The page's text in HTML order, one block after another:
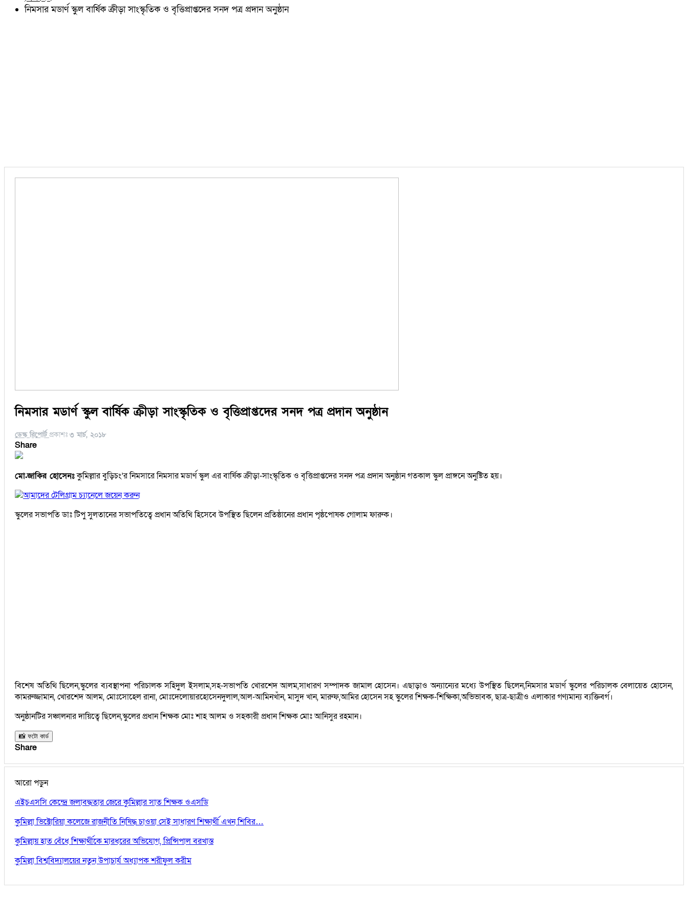
নাঙ্গলকোট
নিমসার মডার্ণ স্কুল বার্ষিক ক্রীড়া সাংস্কৃতিক ও বৃত্তিপ্রাপ্তদের সনদ পত্র প্রদান অনুষ্ঠান
নিমসার মডার্ণ স্কুল বার্ষিক ক্রীড়া সাংস্কৃতিক ও বৃত্তিপ্রাপ্তদের সনদ পত্র প্রদান অনুষ্ঠান
ডেস্ক রিপোর্ট প্রকাশঃ ৩ মার্চ, ২০১৮
Share
মো.জাকির হোসেনঃকুমিল্লার বুড়িচং’র নিমসারে নিমসার মডার্ণ স্কুল এর বার্ষিক ক্রীড়া-সাংস্কৃতিক ও বৃত্তিপ্রাপ্তদের সনদ পত্র প্রদান অনুষ্ঠান গতকাল স্কুল প্রাঙ্গনে অনুষ্টিত হয়।
আমাদের টেলিগ্রাম চ্যানেলে জয়েন করুন
স্কুলের সভাপতি ডাঃ টিপু সুলতানের সভাপতিত্বে প্রধান অতিথি হিসেবে উপস্থিত ছিলেন প্রতিষ্ঠানের প্রধান পৃষ্ঠপোষক গোলাম ফারুক।
বিশেষ অতিথি ছিলেন,স্কুলের ব্যবস্থাপনা পরিচালক সহিদুল ইসলাম,সহ-সভাপতি খোরশেদ আলম,সাধারণ সম্পাদক জামাল হোসেন। এছাড়াও অন্যান্যের মধ্যে উপস্থিত ছিলেন,নিমসার মডার্ণ স্কুলের পরিচালক বেলায়েত হোসেন,
কামরুজ্জামান, খোরশেদ আলম, মোঃসোহেল রানা, মোঃদেলোয়ারহোসেনদুলাল,আল-আমিনখাঁন, মাসুদ খান, মারুফ,আমির হোসেন সহ স্কুলের শিক্ষক-শিক্ষিকা,অভিভাবক, ছাত্র-ছাত্রীও এলাকার গণ্যমান্য ব্যক্তিবর্গ।
অনুষ্ঠানটির সঞ্চালনার দায়িত্বে ছিলেন,স্কুলের প্রধান শিক্ষক মোঃ শাহ আলম ও সহকারী প্রধান শিক্ষক মোঃ আনিসুর রহমান।
📸 ফটো কার্ড
Share
আরো পড়ুন
এইচএসসি কেন্দ্রে জলাবদ্ধতার জেরে কুমিল্লার সাত শিক্ষক ওএসডি
কুমিল্লা ভিক্টোরিয়া কলেজে রাজনীতি নিষিদ্ধ চাওয়া সেই সাধারণ শিক্ষার্থী এখন শিবির…
কুমিল্লায় হাত বেঁধে শিক্ষার্থীকে মারধরের অভিযোগ, প্রিন্সিপাল বরখাস্ত
কুমিল্লা বিশ্ববিদ্যালয়ের নতুন উপাচার্য অধ্যাপক শরীফুল করীম